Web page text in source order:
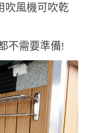
吹風機可吹乾
不需要準備!